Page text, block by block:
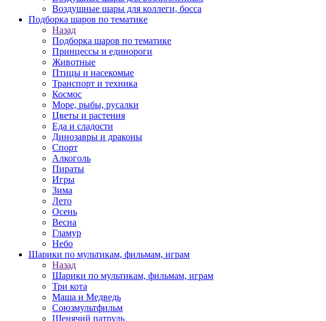
Воздушные шары для коллеги, босса
Подборка шаров по тематике
Назад
Подборка шаров по тематике
Принцессы и единороги
Животные
Птицы и насекомые
Транспорт и техника
Космос
Море, рыбы, русалки
Цветы и растения
Еда и сладости
Динозавры и драконы
Спорт
Алкоголь
Пираты
Игры
Зима
Лето
Осень
Весна
Гламур
Небо
Шарики по мультикам, фильмам, играм
Назад
Шарики по мультикам, фильмам, играм
Три кота
Маша и Медведь
Союзмультфильм
Щенячий патруль